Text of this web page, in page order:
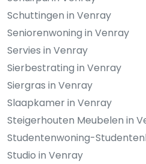
Schuttingen in Venray
Seniorenwoning in Venray
Servies in Venray
Sierbestrating in Venray
Siergras in Venray
Slaapkamer in Venray
Steigerhouten Meubelen in
Studentenwoning-
Studio in Venray